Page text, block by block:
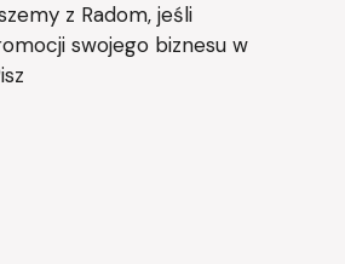
z Radom, jeśli
swojego biznesu w